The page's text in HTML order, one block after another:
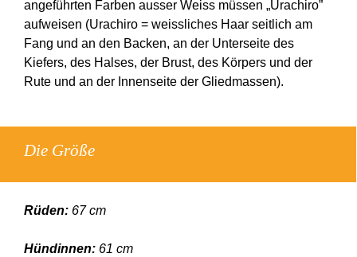
angeführten Farben ausser Weiss müssen „Urachiro”
aufweisen (Urachiro = weissliches Haar seitlich am
Fang und an den Backen, an der Unterseite des
Kiefers, des Halses, der Brust, des Körpers und der
Rute und an der Innenseite der Gliedmassen).
Die Größe
Rüden: 67 cm
Hündinnen: 61 cm